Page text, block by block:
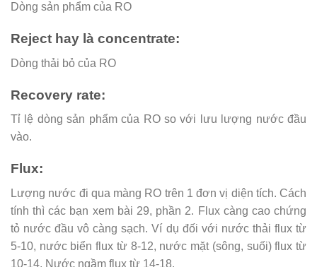
Dòng sản phẩm của RO
Reject hay là concentrate:
Dòng thải bỏ của RO
Recovery rate:
Tỉ lệ dòng sản phẩm của RO so với lưu lượng nước đầu
vào.
Flux:
Lượng nước đi qua màng RO trên 1 đơn vị diện tích. Cách
tính thì các bạn xem bài 29, phần 2. Flux càng cao chứng
tỏ nước đầu vô càng sạch. Ví dụ đối với nước thải flux từ
5-10, nước biển flux từ 8-12, nước mặt (sông, suối) flux từ
10-14, Nước ngầm flux từ 14-18.